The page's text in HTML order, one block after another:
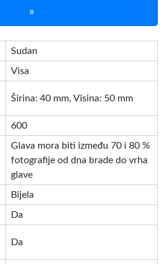
»
Sudan
Visa
Širina: 40 mm, Visina: 50 mm
600
Glava mora biti između 70 i 80 %
fotografije od dna brade do vrha
glave
Bijela
Da
Da